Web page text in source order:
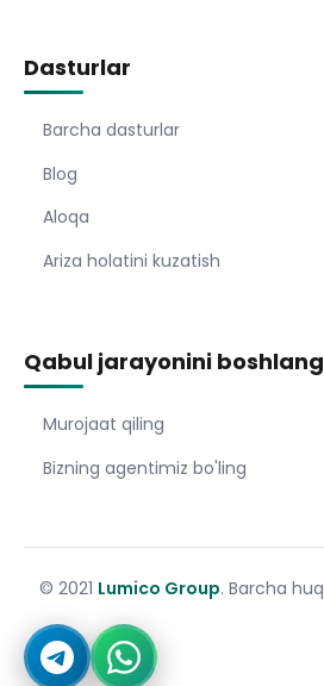
Dasturlar
Barcha dasturlar
Blog
Aloqa
Ariza holatini kuzatish
Qabul jarayonini boshlang
Murojaat qiling
Bizning agentimiz bo'ling
© 2021 Lumico Group. Barcha